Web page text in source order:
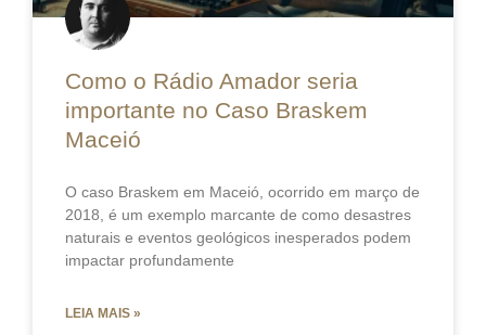
Como o Rádio Amador seria
importante no Caso Braskem
Maceió
O caso Braskem em Maceió, ocorrido em março de
2018, é um exemplo marcante de como desastres
naturais e eventos geológicos inesperados podem
impactar profundamente
LEIA MAIS »